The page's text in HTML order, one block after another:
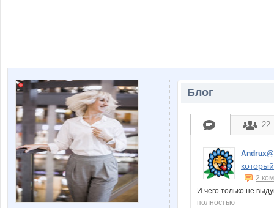
Блог
22
Andrux@
2
И чего только не
полностью